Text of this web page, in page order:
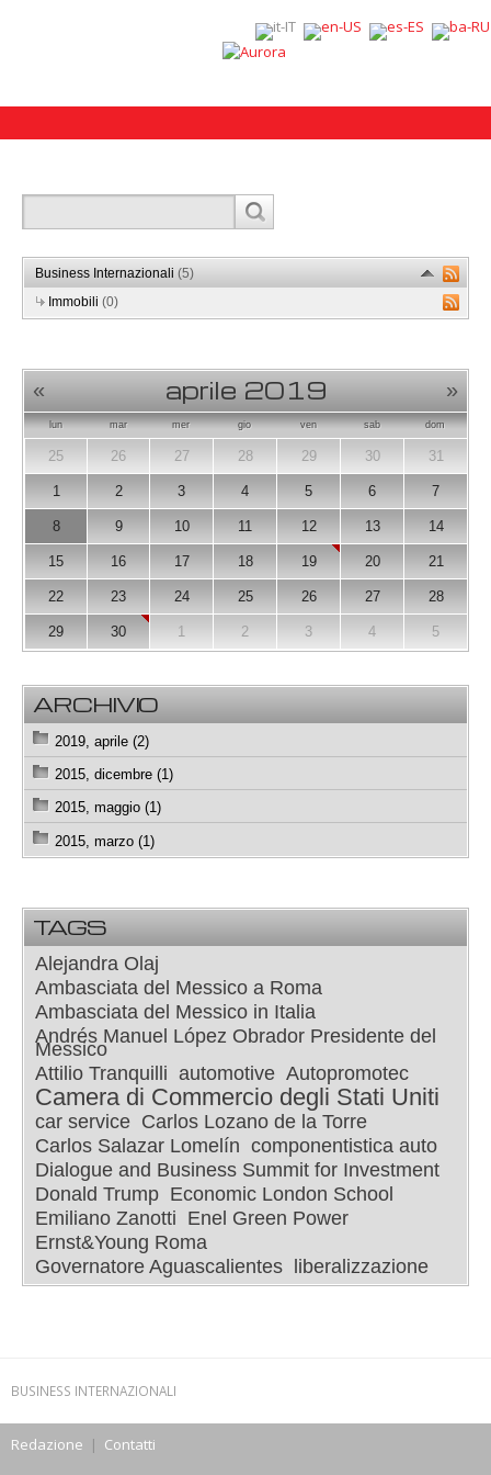
Business Internazionali (5)
Immobili (0)
« aprile 2019 »
lun mar mer gio ven sab dom
25 26 27 28 29 30 31
1 2 3 4 5 6 7
8 9 10 11 12 13 14
15 16 17 18 19 20 21
22 23 24 25 26 27 28
29 30 1 2 3 4 5
ARCHIVIO
2019, aprile (2)
2015, dicembre (1)
2015, maggio (1)
2015, marzo (1)
TAGS
Alejandra Olaj
Ambasciata del Messico a Roma
Ambasciata del Messico in Italia
Andrés Manuel López Obrador Presidente del
Messico
Attilio Tranquilli automotive Autopromotec
Camera di Commercio degli Stati Uniti
car service Carlos Lozano de la Torre
Carlos Salazar Lomelín componentistica auto
Dialogue and Business Summit for Investment
Donald Trump Economic London School
Emiliano Zanotti Enel Green Power
Ernst&Young Roma
Governatore Aguascalientes
liberalizzazione
BUSINESS INTERNAZIONALI
Redazione | Contatti